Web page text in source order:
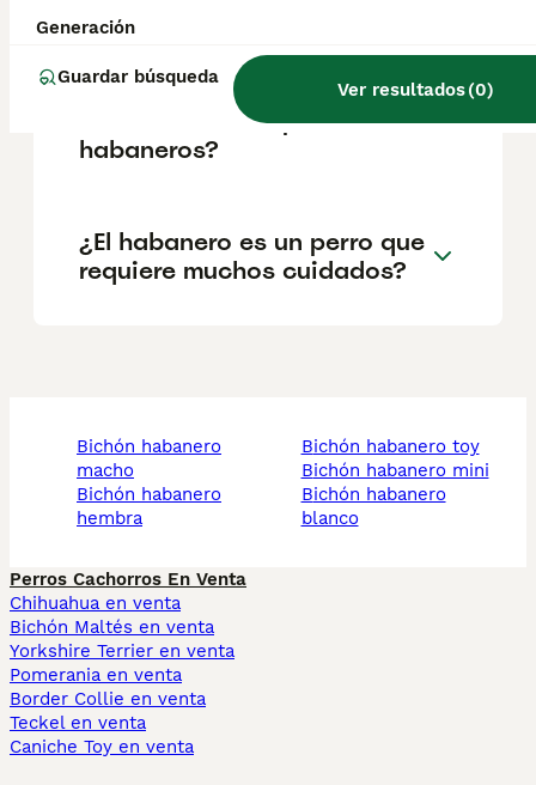
Generación
Guardar búsqueda
Ver resultados(0)
¿Cuál es la principal causa
de muerte en los perros
habaneros?
¿El habanero es un perro que
requiere muchos cuidados?
bichón habanero
macho
bichón habanero
hembra
bichón habanero toy
bichón habanero mini
bichón habanero
blanco
Perros Cachorros En Venta
Chihuahua en venta
Bichón Maltés en venta
Yorkshire Terrier en venta
Pomerania en venta
Border Collie en venta
Teckel en venta
Caniche Toy en venta